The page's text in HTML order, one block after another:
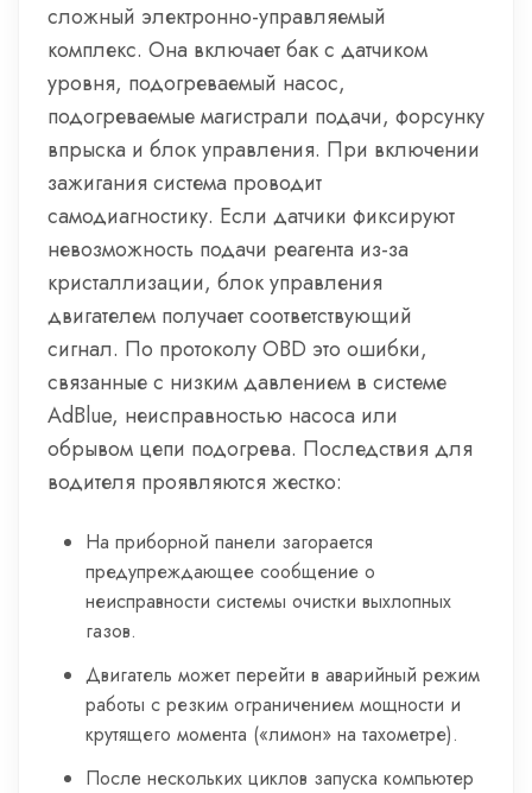
сложный электронно-управляемый
комплекс. Она включает бак с датчиком
уровня, подогреваемый насос,
подогреваемые магистрали подачи, форсунку
впрыска и блок управления. При включении
зажигания система проводит
самодиагностику. Если датчики фиксируют
невозможность подачи реагента из-за
кристаллизации, блок управления
двигателем получает соответствующий
сигнал. По протоколу OBD это ошибки,
связанные с низким давлением в системе
AdBlue, неисправностью насоса или
обрывом цепи подогрева. Последствия для
водителя проявляются жестко:
На приборной панели загорается
предупреждающее сообщение о
неисправности системы очистки выхлопных
газов.
Двигатель может перейти в аварийный режим
работы с резким ограничением мощности и
крутящего момента («лимон» на тахометре).
После нескольких циклов запуска компьютер